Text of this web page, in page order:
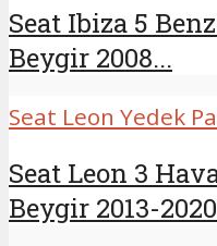
Seat Ibiza 5
Beygir 2008...
Seat Leon Yedek
Seat Leon 3
Beygir 2013-